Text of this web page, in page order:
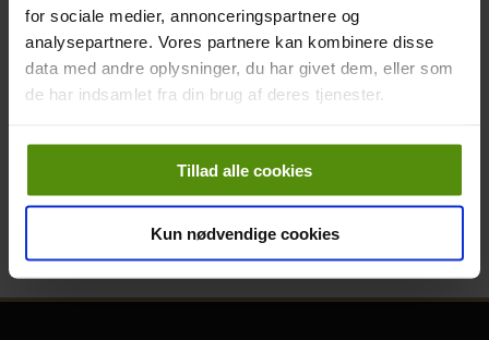
for sociale medier, annonceringspartnere og
analysepartnere. Vores partnere kan kombinere disse
data med andre oplysninger, du har givet dem, eller som
de har indsamlet fra din brug af deres tjenester.
Tillad alle cookies
Kun nødvendige cookies
Jesper Vinzents foto herunder viser Daniel Toft i en tidligere